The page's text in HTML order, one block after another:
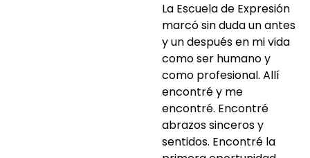
La Escuela de Expresión
marcó sin duda un antes
y un después en mi vida
como ser humano y
como profesional. Allí
encontré y me
encontré. Encontré
abrazos sinceros y
sentidos. Encontré la